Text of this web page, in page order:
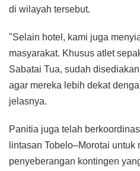
di wilayah tersebut.
"Selain hotel, kami juga
masyarakat. Khusus atlet
Sabatai Tua, sudah
agar mereka lebih dekat
jelasnya.
Panitia juga telah
lintasan Tobelo–Morotai
penyeberangan kontingen